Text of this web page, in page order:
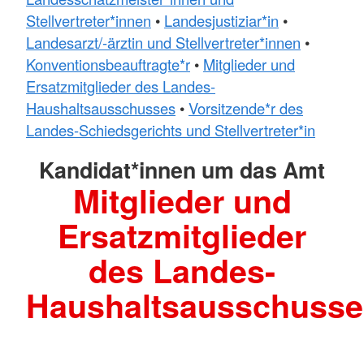
Stellvertreter*innen • Landesjustiziar*in •
Landesarzt/-ärztin und Stellvertreter*innen •
Konventionsbeauftragte*r • Mitglieder und
Ersatzmitglieder des Landes-
Haushaltsausschusses •Vorsitzende*r des
Landes-Schiedsgerichts und Stellvertreter*in
Kandidat*innen um das Amt
Mitglieder und
Ersatzmitglieder
des Landes-